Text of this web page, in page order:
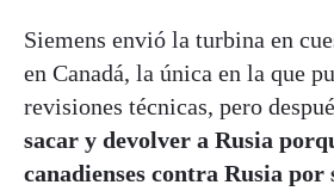
Siemens envió la turbina en
en Canadá, la única en la que
revisiones técnicas, pero
sacar y devolver a Rusia
canadienses contra Rusia por